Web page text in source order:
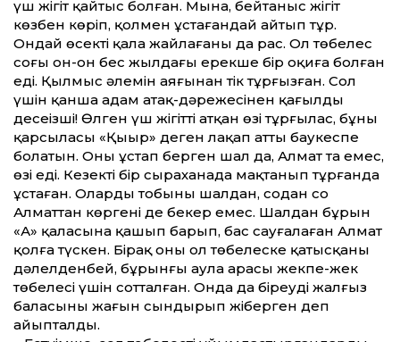
үш жігіт қайтыс болған. Мына, бейтаныс жігіт
көзбен көріп, қолмен ұстағандай айтып тұр.
Ондай өсектің қала жайлағаны да рас. Ол төбелес
соңғы он-он бес жылдағы ерекше бір оқиға болған
еді. Қылмыс әлемін аяғынан тік тұрғызған. Сол
үшін қанша адам атақ-дәрежесінен қағылды
десеңізші! Өлген үш жігітті атқан өзі тұрғылас, бұның
қарсыласы «Қыңыр» деген лақап атты баукеспе
болатын. Оны ұстап берген шал да, Алмат та емес,
өзі еді. Кезекті бір сыраханада мақтанып тұрғанда
ұстаған. Олардың тобының шалдан, содан соң
Алматтан көргені де бекер емес. Шалдан бұрын
«А» қаласына қашып барып, бас сауғалаған Алмат
қолға түскен. Бірақ оның ол төбелеске қатысқаны
дәлелденбей, бұрынғы аула арасы жекпе-жек
төбелесі үшін сотталған. Онда да біреудің жалғыз
баласының жағын сындырып жіберген деп
айыпталды.